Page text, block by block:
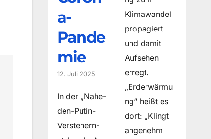
a-
Pande
mie
12. Juli 2025
In der „Nahe-
den-Putin-
Verstehern-
Klimawandel
propagiert
und damit
Aufsehen
erregt.
„Erderwärmu
ng“ heißt es
dort: „Klingt
angenehm